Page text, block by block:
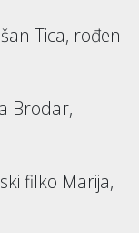
Tica, rođen
Brodar,
filko Marija,